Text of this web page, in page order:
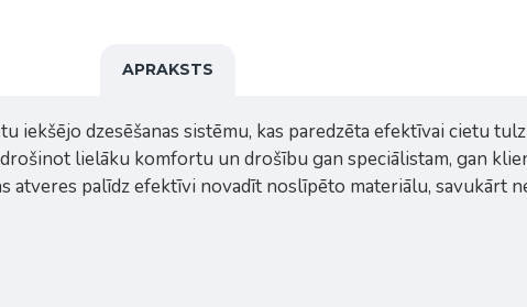
APRAKSTS
iekšējo dzesēšanas sistēmu, kas paredzēta efektīvai cietu
lielāku komfortu un drošību gan speciālistam, gan
atveres palīdz efektīvi novadīt noslīpēto materiālu, savukārt